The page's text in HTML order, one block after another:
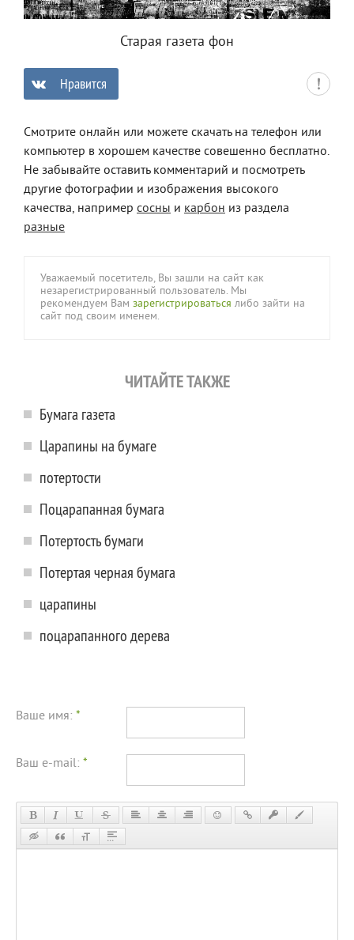
Старая газета фон
Нравится
Смотрите онлайн или можете скачать на телефон или
компьютер в хорошем качестве совешенно бесплатно.
Не забывайте оставить комментарий и посмотреть
другие фотографии и изображения высокого
качества, например сосны и карбон из раздела
разные
Уважаемый посетитель, Вы зашли на сайт как
незарегистрированный пользователь. Мы
рекомендуем Вам зарегистрироваться либо зайти на
сайт под своим именем.
ЧИТАЙТЕ ТАКЖЕ
Бумага газета
Царапины на бумаге
потертости
Поцарапанная бумага
Потертость бумаги
Потертая черная бумага
царапины
поцарапанного дерева
Ваше имя: *
Ваш e-mail: *